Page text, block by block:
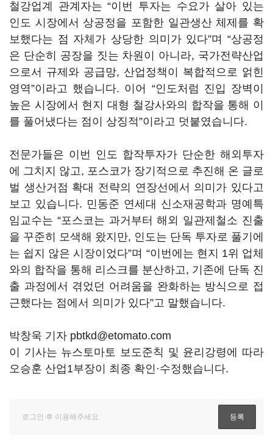
철강업계 관계자는 “이번 투자는 수요가 살아 있는
인도 시장에서 상공정을 포함한 일관생산 체제를 확
보했다는 점 자체가 상당한 의미가 있다”며 “상공정
은 단순히 공장을 짓는 차원이 아니라, 국가전략산업
으로서 규제와 공급망, 산업정책이 복합적으로 얽힌
영역”이라고 했습니다. 이어 “인도처럼 진입 장벽이
높은 시장에서 현지 대형 철강사와의 합작을 통해 이
를 풀어냈다는 점이 상징적”이라고 덧붙였습니다.
전문가들은 이번 인도 합작투자가 단순한 해외투자
에 그치지 않고, 포스코가 장기적으로 추진해 온 글로
벌 생산거점 확대 전략의 연장선에서 의미가 있다고
보고 있습니다. 민동준 연세대 신소재공학과 명예특
임교수는 “포스코는 과거부터 해외 일관제철소 진출
을 꾸준히 모색해 왔지만, 인도는 단독 투자로 풀기에
는 쉽지 않은 시장이었다”며 “이번에는 현지 1위 업체
와의 합작을 통해 리스크를 분산하고, 기존에 단독 진
출 과정에서 겪었던 어려움을 완화하는 방식으로 접
근했다는 점에서 의미가 있다”고 말했습니다.
박창욱 기자 pbtkd@etomato.com
이 기사는 뉴스토마토 보도준칙 및 윤리강령에 따라
오승훈 산업1부장이 최종 확인·수정했습니다.